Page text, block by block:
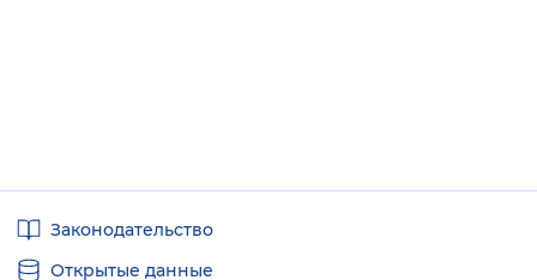
ссылкиЗаконодательство
Открытые данные